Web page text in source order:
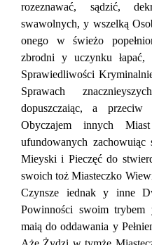
rozeznawać, sądzić,
swawolnych, у wszelką
onego w świeżo
zbrodni у uczynku
Sprawiedliwości
Sprawach
dopuszczaiąc, a przeciw
Obyczajem innych
ufundowanych
Mieyski i Pieczęć do
swoich toż Miasteczko
Czynsze iednak у inne
Powinności swoim trybem
maią do oddawania у